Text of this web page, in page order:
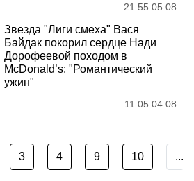
21:55 05.08
Звезда "Лиги смеха" Вася
Байдак покорил сердце Нади
Дорофеевой походом в
McDonald’s: "Романтический
ужин"
11:05 04.08
3 4 9 10 ...